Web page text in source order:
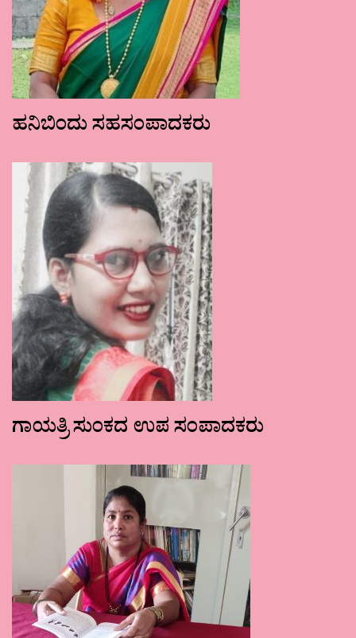
ಹನಿಬಿಂದು ಸಹಸಂಪಾದಕರು
ಗಾಯತ್ರಿ ಸುಂಕದ ಉಪ ಸಂಪಾದಕರು